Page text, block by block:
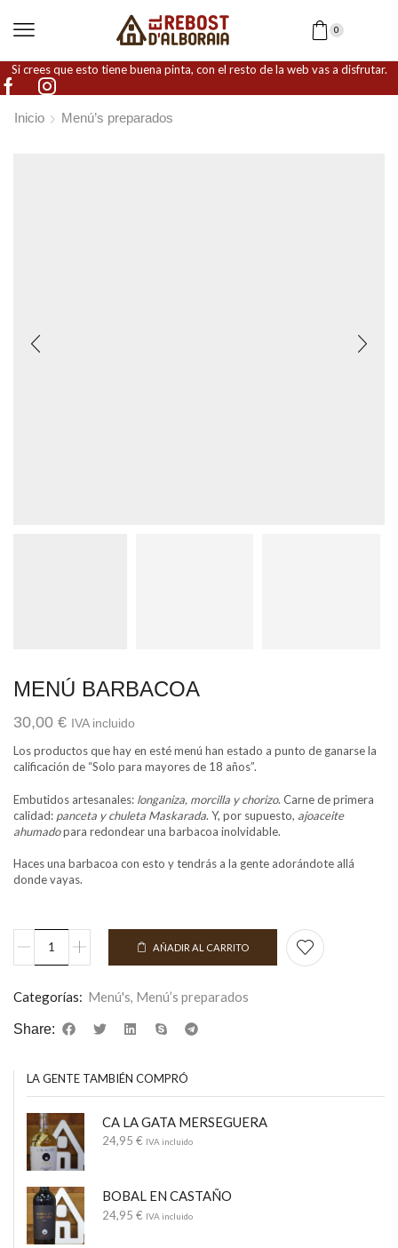
0
Si crees que esto tiene buena pinta, con el resto de la web vas a disfrutar.
Inicio Menú’s preparados
MENÚ BARBACOA
30,00 € IVA incluido
Los productos que hay en esté menú han estado a punto de ganarse la
calificación de “Solo para mayores de 18 años”.
Embutidos artesanales: longaniza, morcilla y chorizo. Carne de primera
calidad: panceta y chuleta Maskarada. Y, por supuesto, ajoaceite
ahumadopara redondear una barbacoa inolvidable.
Haces una barbacoa con esto y tendrás a la gente adorándote allá
donde vayas.
AÑADIR AL CARRITO
Categorías: Menú's, Menú’s preparados
Share:
LA GENTE TAMBIÉN COMPRÓ
CA LA GATA MERSEGUERA
24,95 € IVA incluido
BOBAL EN CASTAÑO
24,95 € IVA incluido